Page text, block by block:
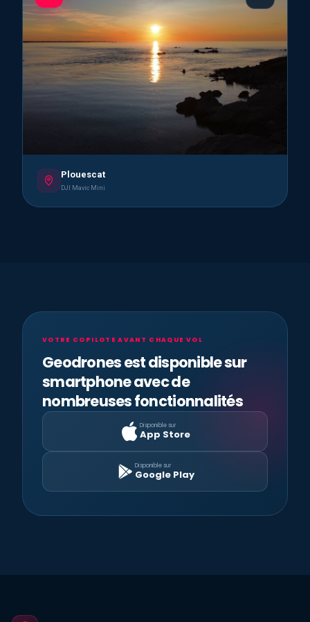
Plouescat
DJI Mavic Mini
VOTRE COPILOTE AVANT CHAQUE VOL
Geodrones est disponible sur
smartphone avec de
nombreuses fonctionnalités
Disponible sur
App Store
Disponible sur
Google Play